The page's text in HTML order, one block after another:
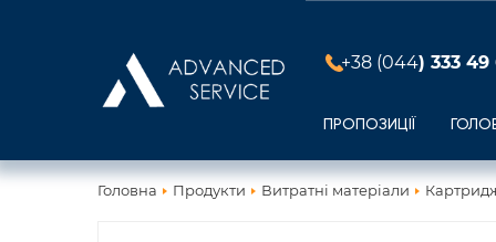
+38 (044) 333 49
ПРОПОЗИЦІЇ
Головна Продукти Витратні матеріали